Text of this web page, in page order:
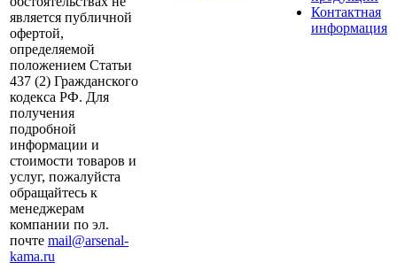
является публичной
офертой,
определяемой
положением Статьи
437 (2) Гражданского
кодекса РФ. Для
получения
подробной
информации и
стоимости товаров и
услуг, пожалуйста
обращайтесь к
менеджерам
компании по эл.
почте mail@arsenal-
kama.ru
Контактная
информация